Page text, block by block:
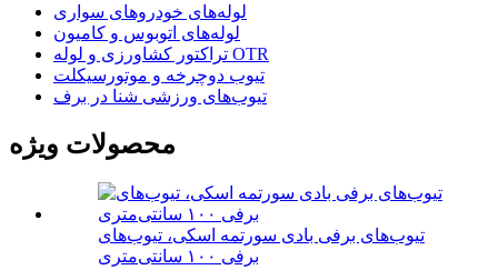
لوله‌های خودروهای سواری
لوله‌های اتوبوس و کامیون
تراکتور کشاورزی و لوله OTR
تیوب دوچرخه و موتورسیکلت
تیوب‌های ورزشی شنا در برف
محصولات ویژه
تیوب‌های برفی بادی سورتمه اسکی، تیوب‌های
برفی ۱۰۰ سانتی‌متری